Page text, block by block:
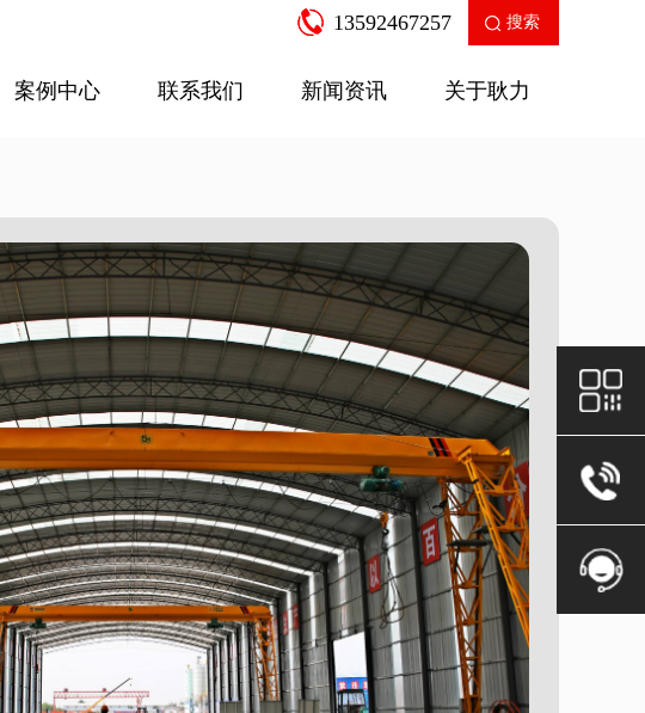
13592467257 搜索
案例中心 联系我们 新闻资讯 关于耿力
切生产线 SGW-12A多功能数控弯箍机
查看更多
针梁式
查看